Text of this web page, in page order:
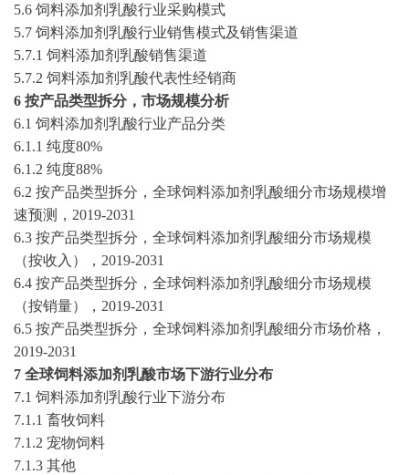
5.6 饲料添加剂乳酸行业采购模式
5.7 饲料添加剂乳酸行业销售模式及销售渠道
5.7.1 饲料添加剂乳酸销售渠道
5.7.2 饲料添加剂乳酸代表性经销商
6 按产品类型拆分，市场规模分析
6.1 饲料添加剂乳酸行业产品分类
6.1.1 纯度80%
6.1.2 纯度88%
6.2 按产品类型拆分，全球饲料添加剂乳酸细分市场规模增
速预测， 2019-2031
6.3 按产品类型拆分，全球饲料添加剂乳酸细分市场规模
（按收入）， 2019-2031
6.4 按产品类型拆分，全球饲料添加剂乳酸细分市场规模
（按销量）， 2019-2031
6.5 按产品类型拆分，全球饲料添加剂乳酸细分市场价格，
2019-2031
7 全球饲料添加剂乳酸市场下游行业分布
7.1 饲料添加剂乳酸行业下游分布
7.1.1 畜牧饲料
7.1.2 宠物饲料
7.1.3 其他